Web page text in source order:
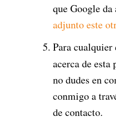
que Google
adjunto este
Para cualquier
acerca de
no dudes en
conmigo a
de contacto.